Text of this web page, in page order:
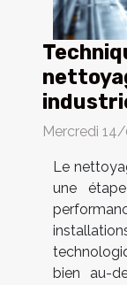
Mercredi
Le
une
bien au-